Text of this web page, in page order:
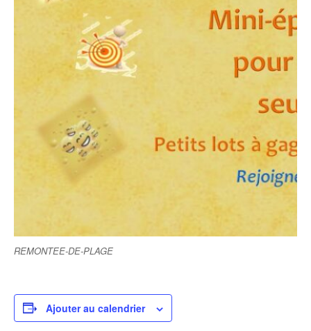
REMONTEE-DE-PLAGE
Ajouter au calendrier